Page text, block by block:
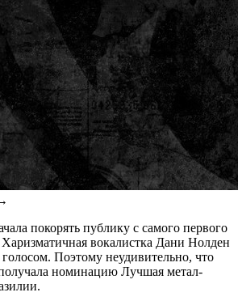
покорять публику с самого первого
вокалистка Дани Нолден
Поэтому неудивительно, что
номинацию Лучшая метал-